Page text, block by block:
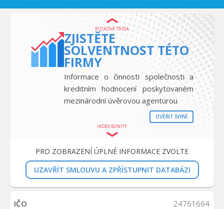
RIZIKOVÁ TŘÍDA
ZJISTĚTE
SOLVENTNOST TÉTO
FIRMY
Informace o činnosti společnosti a
kreditním hodnocení poskytovaném
mezinárodní úvěrovou agenturou
OVĚŘIT NYNÍ
INDEX BONITY
PRO ZOBRAZENÍ ÚPLNÉ INFORMACE ZVOLTE
UZAVŘÍT SMLOUVU A ZPŘÍSTUPNIT DATABÁZI
IČO 24761664